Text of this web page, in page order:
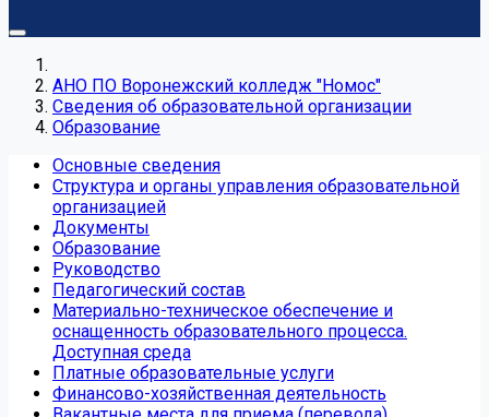
АНО ПО Воронежский колледж "Номос"
Сведения об образовательной организации
Образование
Основные сведения
Структура и органы управления образовательной
организацией
Документы
Образование
Руководство
Педагогический состав
Материально-техническое обеспечение и
оснащенность образовательного процесса.
Доступная среда
Платные образовательные услуги
Финансово-хозяйственная деятельность